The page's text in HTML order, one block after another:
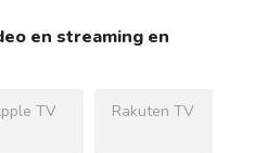
en streaming en
TV Rakuten TV